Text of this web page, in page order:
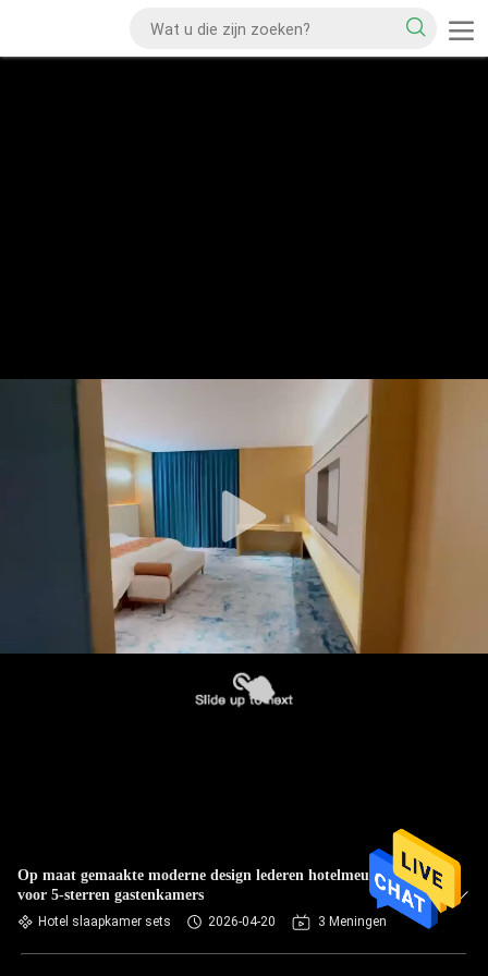
Op maat gemaakte moderne design lederen hotelmeubelsets
voor 5-sterren gastenkamers
Hotel slaapkamer sets 2026-04-20 3 Meningen